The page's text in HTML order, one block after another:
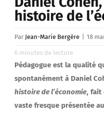
histoire de
Par Jean-Marie Bergère 18
6 minutes de lecture
Pédagogue est la qualité
spontanément à Daniel
histoire de l’économie, fait
vaste fresque présentée